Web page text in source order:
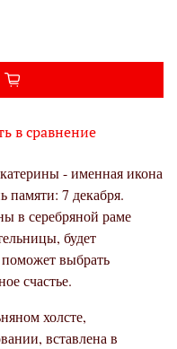
в сравнение
- именная икона
7 декабря.
в серебряной раме
будет
выбрать
счастье.
холсте,
вставлена в